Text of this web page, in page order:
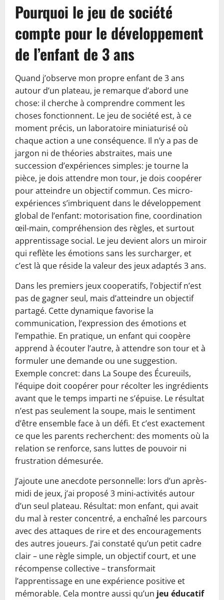
Pourquoi le jeu de société
compte pour le développement
de l’enfant de 3 ans
Quand j’observe mon propre enfant de 3 ans
autour d’un plateau, je remarque d’abord une
chose: il cherche à comprendre comment les
choses fonctionnent. Le jeu de société est, à ce
moment précis, un laboratoire miniaturisé où
chaque action a une conséquence. Il n’y a pas de
jargon ni de théories abstraites, mais une
succession d’expériences simples: je tourne la
pièce, je dois attendre mon tour, je dois coopérer
pour atteindre un objectif commun. Ces micro-
expériences s’imbriquent dans le développement
global de l’enfant: motorisation fine, coordination
œil-main, compréhension des règles, et surtout
apprentissage social. Le jeu devient alors un miroir
qui reflète les émotions sans les surcharger, et
c’est là que réside la valeur des jeux adaptés 3 ans.
Dans les premiers jeux cooperatifs, l’objectif n’est
pas de gagner seul, mais d’atteindre un objectif
partagé. Cette dynamique favorise la
communication, l’expression des émotions et
l’empathie. En pratique, un enfant qui coopère
apprend à écouter l’autre, à attendre son tour et à
formuler une demande ou une suggestion.
Exemple concret: dans La Soupe des Écureuils,
l’équipe doit coopérer pour récolter les ingrédients
avant que le temps imparti ne s’épuise. Le résultat
n’est pas seulement la soupe, mais le sentiment
d’être ensemble face à un défi. Et c’est exactement
ce que les parents recherchent: des moments où la
relation se renforce, sans luttes de pouvoir ni
frustration démesurée.
J’ajoute une anecdote personnelle: lors d’un après-
midi de jeux, j’ai proposé 3 mini-activités autour
d’un seul plateau. Résultat: mon enfant, qui avait
du mal à rester concentré, a enchaîné les parcours
avec des attaques de rire et des encouragements
des autres joueurs. J’ai constaté qu’un petit cadre
clair – une règle simple, un objectif court, et une
récompense collective – transformait
l’apprentissage en une expérience positive et
mémorable. Cela montre aussi qu’un jeu éducatif